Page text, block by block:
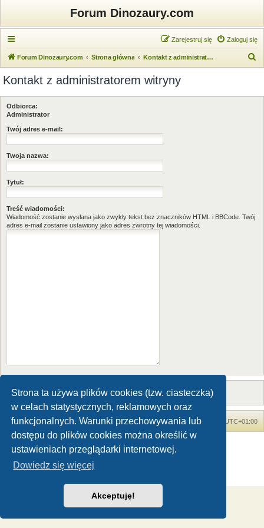
Strona ta używa plików cookies (tzw. ciasteczka)
w celach statystycznych, reklamowych oraz
funkcjonalnych. Warunki przechowywania lub
dostępu do plików cookies można określić w
ustawieniach przeglądarki internetowej.
Dowiedz się więcej
Akceptuję!
Forum Dinozaury.com
Zaloguj się
Zarejestruj się
Forum Dinozaury.com Strona główna Kontakt z administratorem witryny
k
Kontakt z administratorem witryny
Odbiorca:
Administrator
Twój adres e-mail:
Twoja nazwa:
Tytuł:
Treść wiadomości:
Wiadomość zostanie wysłana jako zwykły tekst bez znaczników HTML i BBCode. Twój
adres e-mail zostanie ustawiony jako adres zwrotny tej wiadomości.
Forum Dinozaury.com Strona główna Strefa czasowa UTC+01:00
Technologię dostarczaphpBB® Forum Software © phpBB Limited
Polski pakiet językowy dostarcza